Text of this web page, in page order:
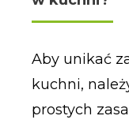
Aby unikać
kuchni,
prostych